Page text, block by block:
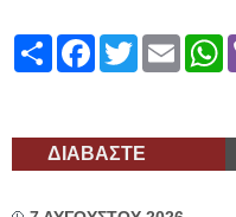
ShareFacebook
TwitterEmail
ΔΙΑΒΑΣΤΕ